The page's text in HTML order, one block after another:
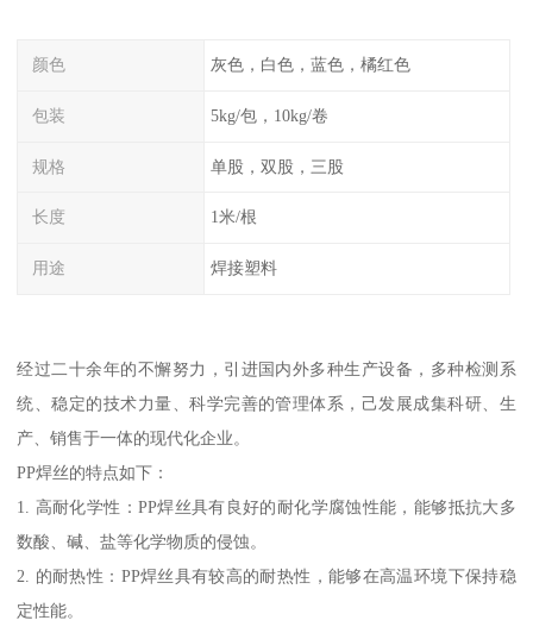
颜色 灰色，白色，蓝色，橘红色
包装 5kg/包，10kg/卷
规格 单股，双股，三股
长度 1米/根
用途 焊接塑料
经过二十余年的不懈努力，引进国内外多种生产设备，多种检测系
统、稳定的技术力量、科学完善的管理体系，己发展成集科研、生
产、销售于一体的现代化企业。
PP焊丝的特点如下：
1. 高耐化学性：PP焊丝具有良好的耐化学腐蚀性能，能够抵抗大多
数酸、碱、盐等化学物质的侵蚀。
2. 的耐热性：PP焊丝具有较高的耐热性，能够在高温环境下保持稳
定性能。